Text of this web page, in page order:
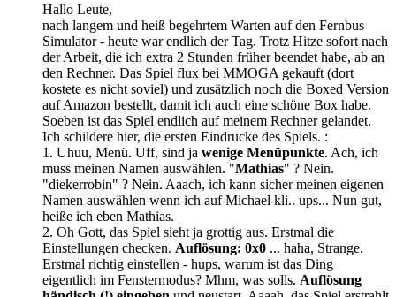
Hallo Leute,
nach langem und heiß begehrtem Warten auf den Fernbus
Simulator - heute war endlich der Tag. Trotz Hitze sofort nach
der Arbeit, die ich extra 2 Stunden früher beendet habe, ab an
den Rechner. Das Spiel flux bei MMOGA gekauft (dort
kostete es nicht soviel) und zusätzlich noch die Boxed Version
auf Amazon bestellt, damit ich auch eine schöne Box habe.
Soeben ist das Spiel endlich auf meinem Rechner gelandet.
Ich schildere hier, die ersten Eindrucke des Spiels. :
1. Uhuu, Menü. Uff, sind ja wenige Menüpunkte. Ach, ich
muss meinen Namen auswählen. "Mathias" ? Nein.
"diekerrobin" ? Nein. Aaach, ich kann sicher meinen eigenen
Namen auswählen wenn ich auf Michael kli.. ups... Nun gut,
heiße ich eben Mathias.
2. Oh Gott, das Spiel sieht ja grottig aus. Erstmal die
Einstellungen checken. Auflösung: 0x0 ... haha, Strange.
Erstmal richtig einstellen - hups, warum ist das Ding
eigentlich im Fenstermodus? Mhm, was solls. Auflösung